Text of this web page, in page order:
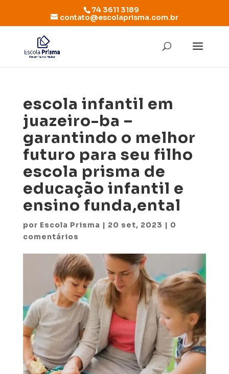
74 3611 3189
contato@escolaprisma.com.br
escola infantil em
juazeiro-ba –
garantindo o melhor
futuro para seu filho
escola prisma de
educação infantil e
ensino funda,ental
por Escola Prisma | 20 set, 2023 | 0
comentários